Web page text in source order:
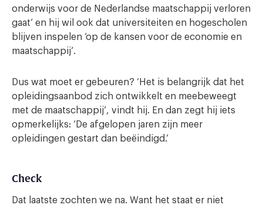
onderwijs voor de Nederlandse maatschappij verloren
gaat’ en hij wil ook dat universiteiten en hogescholen
blijven inspelen ‘op de kansen voor de economie en
maatschappij’.
Dus wat moet er gebeuren? ‘Het is belangrijk dat het
opleidingsaanbod zich ontwikkelt en meebeweegt
met de maatschappij’, vindt hij. En dan zegt hij iets
opmerkelijks: ‘De afgelopen jaren zijn meer
opleidingen gestart dan beëindigd.’
Check
Dat laatste zochten we na. Want het staat er niet